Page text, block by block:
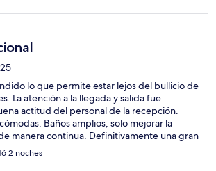
lo que permite estar lejos del bullicio de
La atención a la llegada y salida fue
actitud del personal de la recepción.
Baños amplios, solo mejorar la
manera continua. Definitivamente una gran
en Madrid.
2 noches